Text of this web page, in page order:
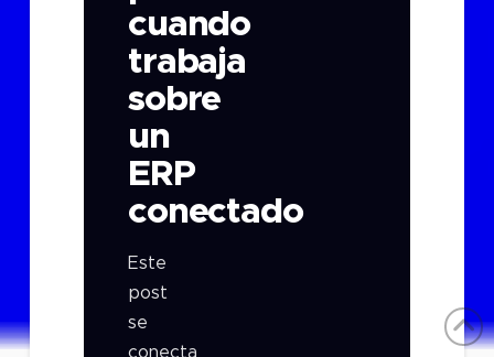
cuando
trabaja
sobre
un
ERP
conectado
Este
post
se
conecta